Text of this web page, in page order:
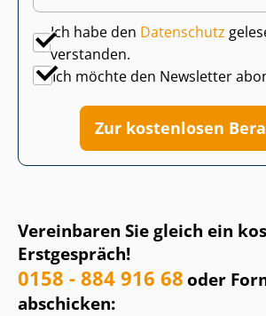
Vereinbaren Sie gleich ein
Erstgespräch!
0158 - 884 916 68oder
abschicken:
Ich habe den Datenschutz
verstanden.
Ich möchte den Newsletter
Zur kostenlosen